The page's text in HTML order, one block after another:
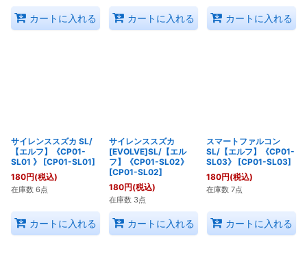
カートに入れる カートに入れる カートに入れる
サイレンススズカ SL/
【エルフ】《CP01-
SL01 》
[CP01-SL01]
180円(税込)
在庫数 6点
カートに入れる
サイレンススズカ
[EVOLVE]SL/【エル
フ】《CP01-SL02》
[CP01-SL02]
180円(税込)
在庫数 3点
カートに入れる
スマートファルコン
SL/【エルフ】《CP01-
SL03》
[CP01-SL03]
180円(税込)
在庫数 7点
カートに入れる